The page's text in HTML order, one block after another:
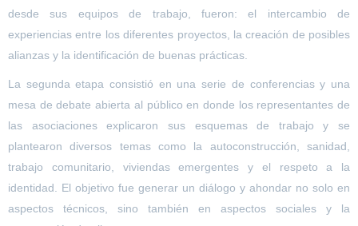
desde sus equipos de trabajo, fueron: el intercambio de
experiencias entre los diferentes proyectos, la creación de posibles
alianzas y la identificación de buenas prácticas.
La segunda etapa consistió en una serie de conferencias y una
mesa de debate abierta al público en donde los representantes de
las asociaciones explicaron sus esquemas de trabajo y se
plantearon diversos temas como la autoconstrucción, sanidad,
trabajo comunitario, viviendas emergentes y el respeto a la
identidad. El objetivo fue generar un diálogo y ahondar no solo en
aspectos técnicos, sino también en aspectos sociales y la